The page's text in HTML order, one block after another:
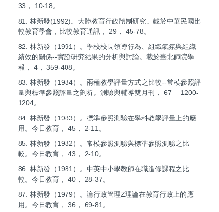
33， 10-18。
81. 林新發(1992)。大陸教育行政體制研究。載於中華民國比
較教育學會，比較教育通訊， 29， 45-78。
82. 林新發（1991）。學校校長領導行為、組織氣氛與組織
績效的關係--實證研究結果的分析與討論。載於臺北師院學
報， 4， 359-408。
83. 林新發（1984）。兩種教學評量方式之比較--常模參照評
量與標準參照評量之剖析。測驗與輔導雙月刊， 67， 1200-
1204。
84 林新發（1983）。標準參照測驗在學科教學評量上的應
用。今日教育， 45， 2-11。
85. 林新發（1982）。常模參照測驗與標準參照測驗之比
較。今日教育， 43， 2-10。
86. 林新發（1981）。中英中小學教師在職進修課程之比
較。今日教育， 40， 28-37。
87. 林新發（1979）。論行政管理Z理論在教育行政上的應
用。今日教育， 36， 69-81。